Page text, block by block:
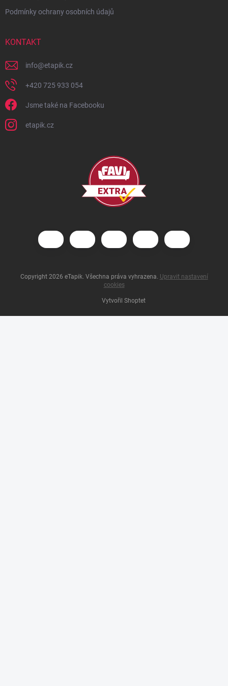
Podmínky ochrany osobních údajů
KONTAKT
info@etapik.cz
+420 725 933 054
Jsme také na Facebooku
etapik.cz
Vytvořil Shoptet
Copyright 2026 eTapik. Všechna práva vyhrazena. Upravit nastavení
cookies